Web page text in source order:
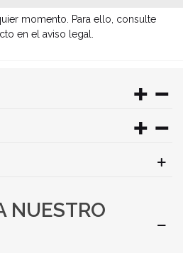
momento. Para ello, consulte
en el aviso legal.
NUESTRO